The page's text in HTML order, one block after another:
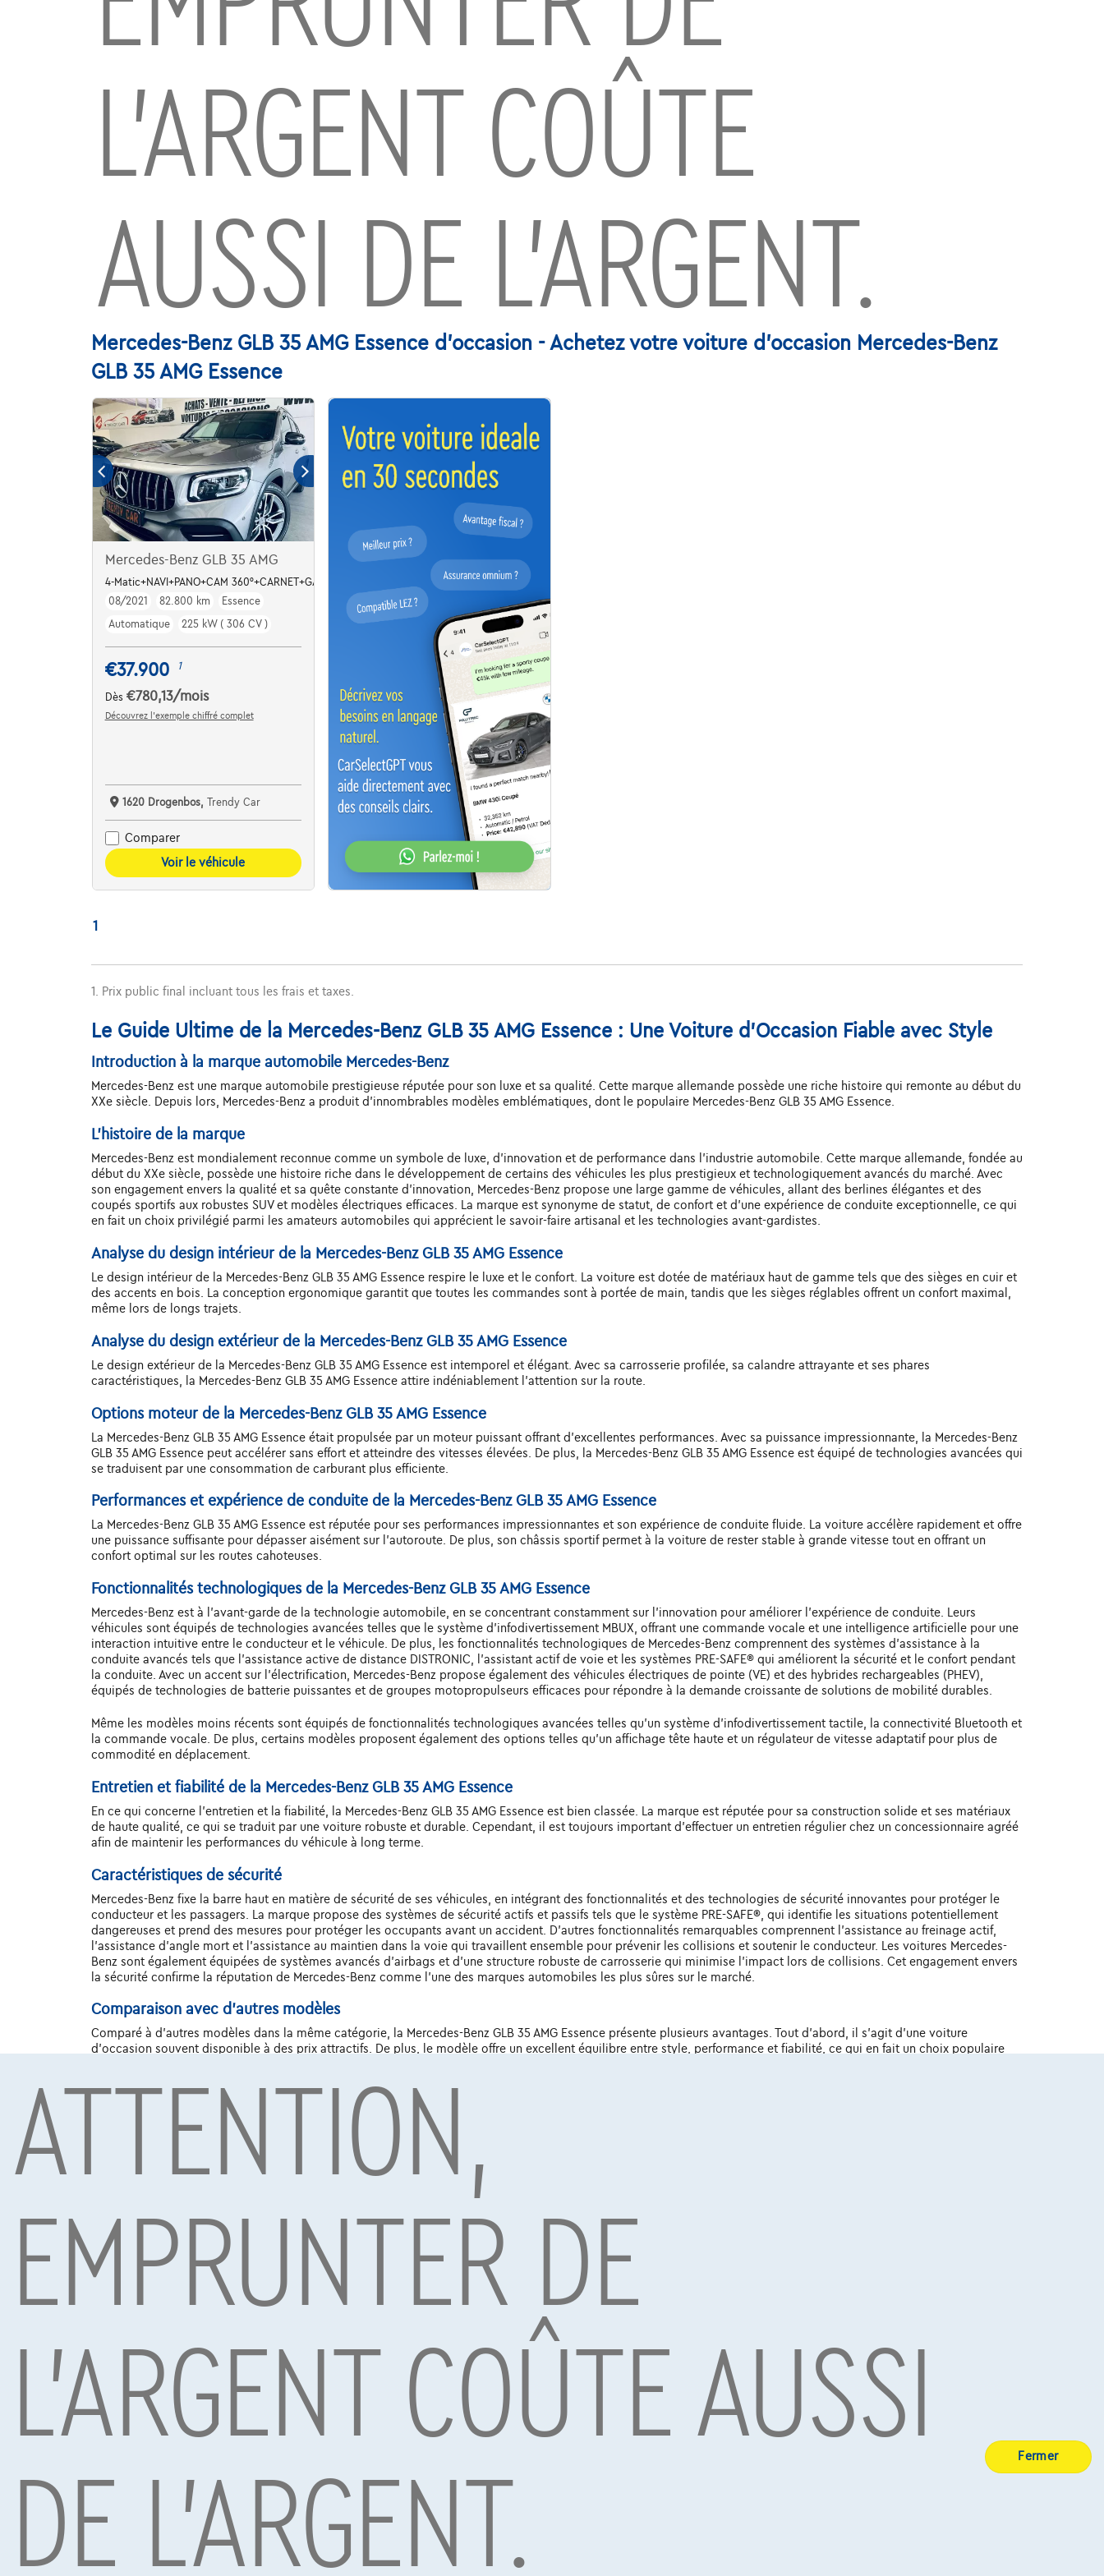
Mercedes-Benz GLB 35 AMG Essence d'occasion - Achetez votre voiture d'occasion Mercedes-Benz
GLB 35 AMG Essence
L’ARGENT COÛTE
AUSSI DE L’ARGENT.
Mercedes-Benz GLB 35 AMG
4-Matic+NAVI+PANO+CAM 360°+CARNET+GARANTIE
08/2021
82.800 km
Essence
Automatique
225 kW ( 306 CV )
€37.900 1
Dès €780,13/mois
Découvrez l’exemple chiffré complet
1620 Drogenbos, Trendy Car
Comparer
Voir le véhicule
1
1. Prix public final incluant tous les frais et taxes.
Le Guide Ultime de la Mercedes-Benz GLB 35 AMG Essence : Une Voiture d'Occasion Fiable avec Style
Introduction à la marque automobile Mercedes-Benz
Mercedes-Benz est une marque automobile prestigieuse réputée pour son luxe et sa qualité. Cette marque allemande possède une riche histoire qui remonte au début du
XXe siècle. Depuis lors, Mercedes-Benz a produit d'innombrables modèles emblématiques, dont le populaire Mercedes-Benz GLB 35 AMG Essence.
L'histoire de la marque
Mercedes-Benz est mondialement reconnue comme un symbole de luxe, d'innovation et de performance dans l'industrie automobile. Cette marque allemande, fondée au
début du XXe siècle, possède une histoire riche dans le développement de certains des véhicules les plus prestigieux et technologiquement avancés du marché. Avec
son engagement envers la qualité et sa quête constante d'innovation, Mercedes-Benz propose une large gamme de véhicules, allant des berlines élégantes et des
coupés sportifs aux robustes SUV et modèles électriques efficaces. La marque est synonyme de statut, de confort et d'une expérience de conduite exceptionnelle, ce qui
en fait un choix privilégié parmi les amateurs automobiles qui apprécient le savoir-faire artisanal et les technologies avant-gardistes.
Analyse du design intérieur de la Mercedes-Benz GLB 35 AMG Essence
Le design intérieur de la Mercedes-Benz GLB 35 AMG Essence respire le luxe et le confort. La voiture est dotée de matériaux haut de gamme tels que des sièges en cuir et
des accents en bois. La conception ergonomique garantit que toutes les commandes sont à portée de main, tandis que les sièges réglables offrent un confort maximal,
même lors de longs trajets.
Analyse du design extérieur de la Mercedes-Benz GLB 35 AMG Essence
Le design extérieur de la Mercedes-Benz GLB 35 AMG Essence est intemporel et élégant. Avec sa carrosserie profilée, sa calandre attrayante et ses phares
caractéristiques, la Mercedes-Benz GLB 35 AMG Essence attire indéniablement l'attention sur la route.
Options moteur de la Mercedes-Benz GLB 35 AMG Essence
La Mercedes-Benz GLB 35 AMG Essence était propulsée par un moteur puissant offrant d'excellentes performances. Avec sa puissance impressionnante, la Mercedes-Benz
GLB 35 AMG Essence peut accélérer sans effort et atteindre des vitesses élevées. De plus, la Mercedes-Benz GLB 35 AMG Essence est équipé de technologies avancées qui
se traduisent par une consommation de carburant plus efficiente.
Performances et expérience de conduite de la Mercedes-Benz GLB 35 AMG Essence
La Mercedes-Benz GLB 35 AMG Essence est réputée pour ses performances impressionnantes et son expérience de conduite fluide. La voiture accélère rapidement et offre
une puissance suffisante pour dépasser aisément sur l'autoroute. De plus, son châssis sportif permet à la voiture de rester stable à grande vitesse tout en offrant un
confort optimal sur les routes cahoteuses.
Fonctionnalités technologiques de la Mercedes-Benz GLB 35 AMG Essence
Mercedes-Benz est à l'avant-garde de la technologie automobile, en se concentrant constamment sur l'innovation pour améliorer l'expérience de conduite. Leurs
véhicules sont équipés de technologies avancées telles que le système d'infodivertissement MBUX, offrant une commande vocale et une intelligence artificielle pour une
interaction intuitive entre le conducteur et le véhicule. De plus, les fonctionnalités technologiques de Mercedes-Benz comprennent des systèmes d'assistance à la
conduite avancés tels que l'assistance active de distance DISTRONIC, l'assistant actif de voie et les systèmes PRE-SAFE® qui améliorent la sécurité et le confort pendant
la conduite. Avec un accent sur l'électrification, Mercedes-Benz propose également des véhicules électriques de pointe (VE) et des hybrides rechargeables (PHEV),
équipés de technologies de batterie puissantes et de groupes motopropulseurs efficaces pour répondre à la demande croissante de solutions de mobilité durables.
Même les modèles moins récents sont équipés de fonctionnalités technologiques avancées telles qu'un système d'infodivertissement tactile, la connectivité Bluetooth et
la commande vocale. De plus, certains modèles proposent également des options telles qu'un affichage tête haute et un régulateur de vitesse adaptatif pour plus de
commodité en déplacement.
Entretien et fiabilité de la Mercedes-Benz GLB 35 AMG Essence
En ce qui concerne l'entretien et la fiabilité, la Mercedes-Benz GLB 35 AMG Essence est bien classée. La marque est réputée pour sa construction solide et ses matériaux
de haute qualité, ce qui se traduit par une voiture robuste et durable. Cependant, il est toujours important d'effectuer un entretien régulier chez un concessionnaire agréé
afin de maintenir les performances du véhicule à long terme.
Caractéristiques de sécurité
Mercedes-Benz fixe la barre haut en matière de sécurité de ses véhicules, en intégrant des fonctionnalités et des technologies de sécurité innovantes pour protéger le
conducteur et les passagers. La marque propose des systèmes de sécurité actifs et passifs tels que le système PRE-SAFE®, qui identifie les situations potentiellement
dangereuses et prend des mesures pour protéger les occupants avant un accident. D'autres fonctionnalités remarquables comprennent l'assistance au freinage actif,
l'assistance d'angle mort et l'assistance au maintien dans la voie qui travaillent ensemble pour prévenir les collisions et soutenir le conducteur. Les voitures Mercedes-
Benz sont également équipées de systèmes avancés d'airbags et d'une structure robuste de carrosserie qui minimise l'impact lors de collisions. Cet engagement envers
la sécurité confirme la réputation de Mercedes-Benz comme l'une des marques automobiles les plus sûres sur le marché.
Comparaison avec d'autres modèles
Comparé à d'autres modèles dans la même catégorie, la Mercedes-Benz GLB 35 AMG Essence présente plusieurs avantages. Tout d'abord, il s'agit d'une voiture
d'occasion souvent disponible à des prix attractifs. De plus, le modèle offre un excellent équilibre entre style, performance et fiabilité, ce qui en fait un choix populaire
Acheter une Mercedes-Benz GLB 35 AMG Essence d'occasion
L'achat d'une Mercedes-Benz GLB 35 AMG Essence d'occasion peut être un choix judicieux pour les acheteurs automobiles à la recherche de luxe et de fiabilité à un prix
abordable. Il est important de rechercher un vendeur fiable et d'inspecter soigneusement la voiture avant de procéder à l'achat. Consulter un expert ou effectuer une
vérification technique peut également aider à découvrir d'éventuels défauts cachés.
Prix de vente de la Mercedes-Benz GLB 35 AMG Essence d'occasion
la voiture. En général, on peut s'attendre à ce que les modèles plus anciens avec des kilométrages élevés soient moins chers que les modèles plus récents avec des
kilométrages plus faibles. Il est toujours judicieux de consulter les marchés en ligne et les concessionnaires automobiles pour avoir une idée des prix actuels.
Avenir
L'avenir de Mercedes-Benz s'annonce prometteur, avec une forte orientation vers la durabilité, l'électrification et les technologies avancées. La marque s'engage à
Conclusion : Une voiture d'occasion fiable avec style
La Mercedes-Benz GLB 35 AMG Essence est sans aucun doute une voiture d'occasion fiable qui allie style et performances. Avec son design intemporel, son moteur
puissant et son intérieur luxueux, la Mercedes-Benz GLB 35 AMG Essence offre une expérience de conduite unique. Les acheteurs automobiles à la recherche d'une voiture
de luxe abordable devraient certainement envisager la Mercedes-Benz GLB 35 AMG Essence.
Les prix et la disponibilité de la Mercedes-Benz GLB 35 AMG Essence peuvent varier en fonction de l'emplacement et des conditions du marché. Il est toujours
recommandé de vérifier les prix auprès de différentes sources avant de procéder à l'achat. Curieux de découvrir d'autres modèles spécifiques de cette marque ? Alors
Sous réserve d’acceptation de votre demande de crédit par Alpha Credit s.a., prêteur, Montagne du Parc 8/3, 1000 Bruxelles, TVA BE 0445.781.316, RPM Bruxelles. Adverteerder: TCS
ATTENTION,
EMPRUNTER DE
L'ARGENT COÛTE AUSSI
DE L'ARGENT. Fermer